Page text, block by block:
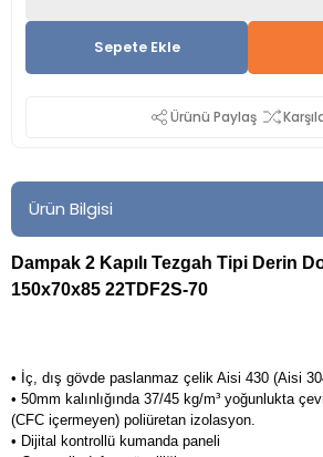
Sepete Ekle
Ürünü Paylaş
Ürün Bilgisi
Dampak 2 Kapılı Tezgah Tipi Derin
150x70x85 22TDF2S-70
• İç, dış gövde paslanmaz çelik Aisi 430 (Aisi
• 50mm kalınlığında 37/45 kg/m³ yoğunlukta
(CFC içermeyen) poliüretan izolasyon.
• Dijital kontrollü kumanda paneli